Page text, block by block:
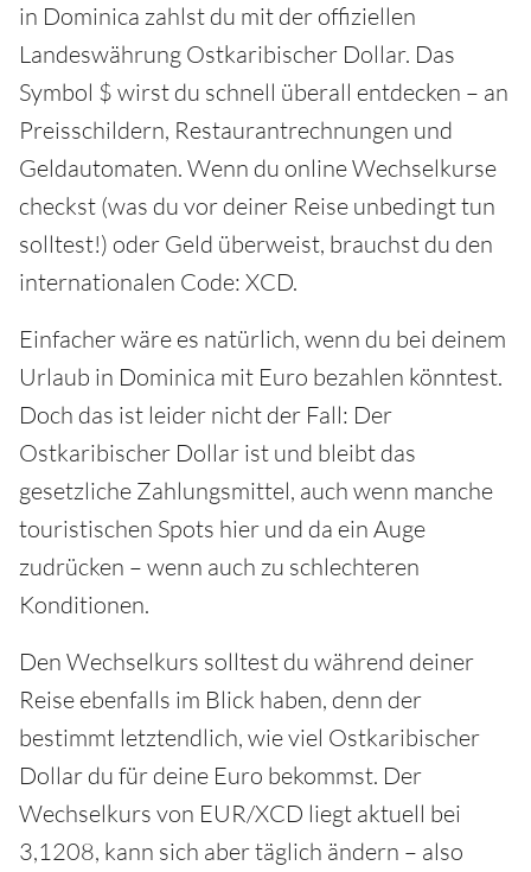
in Dominica zahlst du mit der offiziellen
Landeswährung Ostkaribischer Dollar. Das
Symbol $ wirst du schnell überall entdecken – an
Preisschildern, Restaurantrechnungen und
Geldautomaten. Wenn du online Wechselkurse
checkst (was du vor deiner Reise unbedingt tun
solltest!) oder Geld überweist, brauchst du den
internationalen Code: XCD.
Einfacher wäre es natürlich, wenn du bei deinem
Urlaub in Dominica mit Euro bezahlen könntest.
Doch das ist leider nicht der Fall: Der
Ostkaribischer Dollar ist und bleibt das
gesetzliche Zahlungsmittel, auch wenn manche
touristischen Spots hier und da ein Auge
zudrücken – wenn auch zu schlechteren
Konditionen.
Den Wechselkurs solltest du während deiner
Reise ebenfalls im Blick haben, denn der
bestimmt letztendlich, wie viel Ostkaribischer
Dollar du für deine Euro bekommst. Der
Wechselkurs von EUR/XCD liegt aktuell bei
3,1208, kann sich aber täglich ändern – also